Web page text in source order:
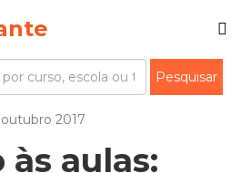
2017
às aulas: